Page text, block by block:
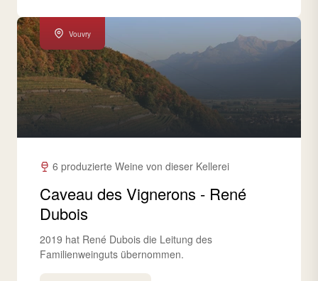
Vouvry
6 produzierte Weine von dieser Kellerei
Caveau des Vignerons - René
Dubois
2019 hat René Dubois die Leitung des
Familienweinguts übernommen.